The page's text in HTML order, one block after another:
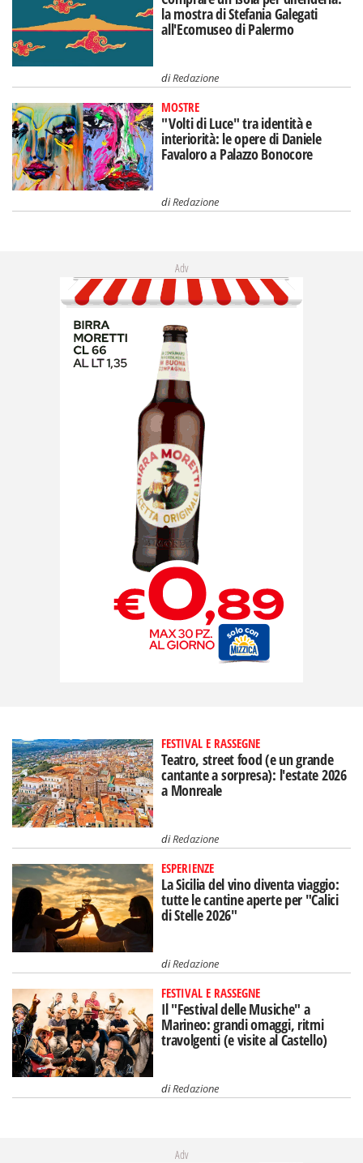
la mostra di Stefania Galegati
all'Ecomuseo di Palermo
diRedazione
MOSTRE
"Volti di Luce" tra identità e
interiorità: le opere di Daniele
Favaloro a Palazzo Bonocore
diRedazione
Adv
FESTIVAL E RASSEGNE
Teatro, street food (e un grande
cantante a sorpresa): l'estate 2026
a Monreale
diRedazione
ESPERIENZE
La Sicilia del vino diventa viaggio:
tutte le cantine aperte per "Calici
di Stelle 2026"
diRedazione
FESTIVAL E RASSEGNE
Il "Festival delle Musiche" a
Marineo: grandi omaggi, ritmi
travolgenti (e visite al Castello)
diRedazione
Adv